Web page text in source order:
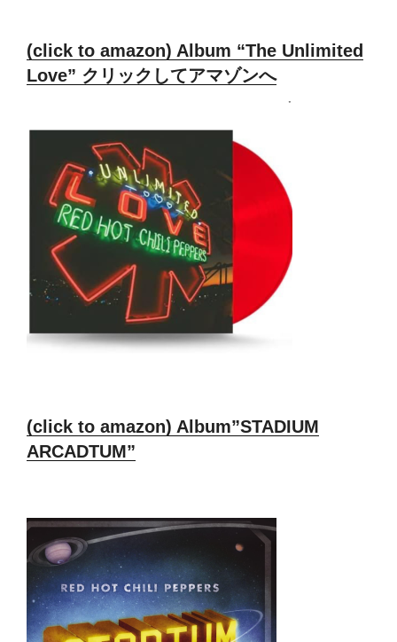
(click to amazon) Album “The Unlimited
Love” クリックしてアマゾンへ
(click to amazon) Album”STADIUM
ARCADTUM”